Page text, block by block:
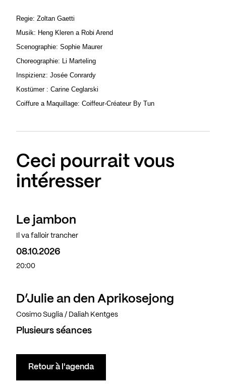
Regie: Zoltan Gaetti
Musik: Heng Kleren a Robi Arend
Scenographie: Sophie Maurer
Choreographie: Li Marteling
Inspizienz: Josée Conrardy
Kostümer : Carine Ceglarski
Coiffure a Maquillage: Coiffeur-Créateur By Tun
Ceci pourrait vous
intéresser
Le jambon
Il va falloir trancher
08.10.2026
20:00
D’Julie an den Aprikosejong
Cosimo Suglia / Daliah Kentges
Plusieurs séances
Retour à l'agenda